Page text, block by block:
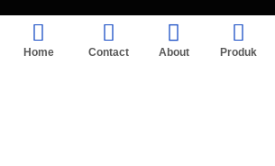
Home Contact About Produk